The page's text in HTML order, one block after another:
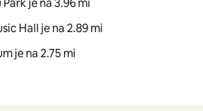
je na 3.96 mi
Hall je na 2.89 mi
je na 2.75 mi